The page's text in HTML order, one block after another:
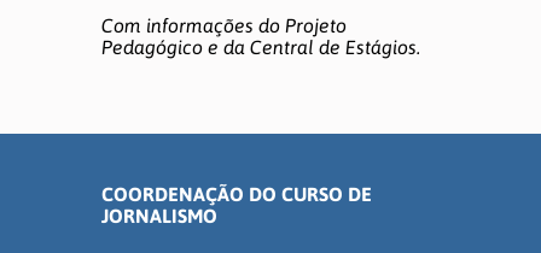
Com informações do Projeto
Pedagógico e da Central de Estágios.
COORDENAÇÃO DO CURSO DE
JORNALISMO